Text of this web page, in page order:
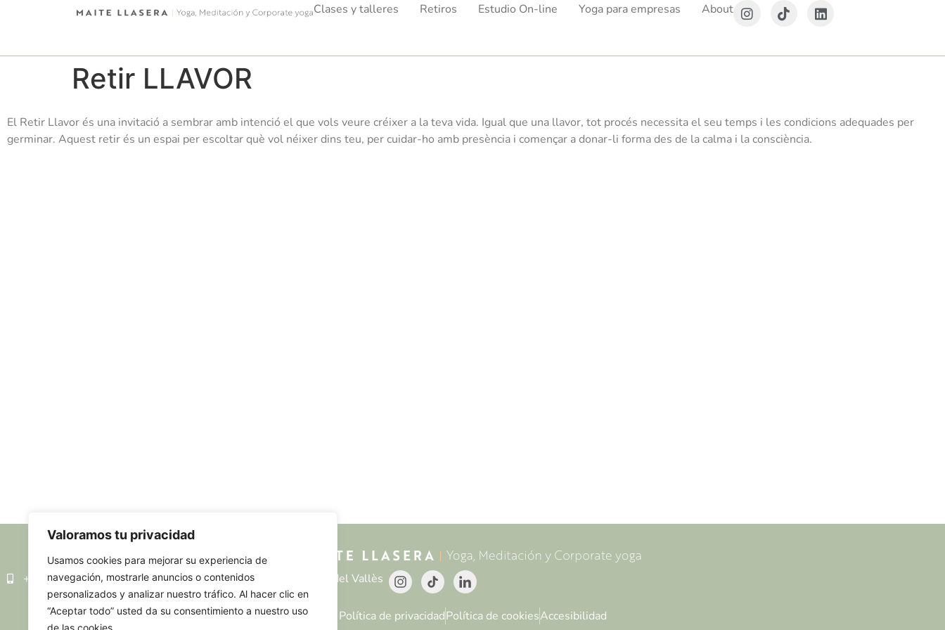
Valoramos tu privacidad
Usamos cookies para mejorar su experiencia de
navegación, mostrarle anuncios o contenidos
personalizados y analizar nuestro tráfico. Al hacer clic en
“Aceptar todo” usted da su consentimiento a nuestro uso
de las cookies.
Clases y talleres Retiros Estudio On-line Yoga para empresas About
Retir LLAVOR
El Retir Llavor és una invitació a sembrar amb intenció el que vols veure créixer a la teva vida. Igual que una llavor, tot procés necessita el seu temps i les condicions adequades per
germinar. Aquest retir és un espai per escoltar què vol néixer dins teu, per cuidar-ho amb presència i començar a donar-li forma des de la calma i la consciència.
+34 667 503 364 maitellasera@gmail.com Sant Cugat del Vallès
Política de privacidadPolítica de cookiesAccesibilidad